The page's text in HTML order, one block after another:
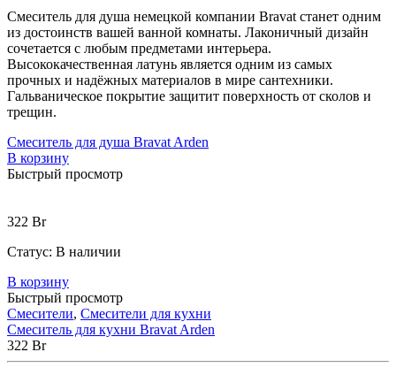
Смеситель для душа немецкой компании Bravat станет одним
из достоинств вашей ванной комнаты. Лаконичный дизайн
сочетается с любым предметами интерьера.
Высококачественная латунь является одним из самых
прочных и надёжных материалов в мире сантехники.
Гальваническое покрытие защитит поверхность от сколов и
трещин.
Смеситель для душа Bravat Arden
В корзину
Быстрый просмотр
322 Br
Статус: В наличии
В корзину
Быстрый просмотр
Смесители, Смесители для кухни
Смеситель для кухни Bravat Arden
322 Br